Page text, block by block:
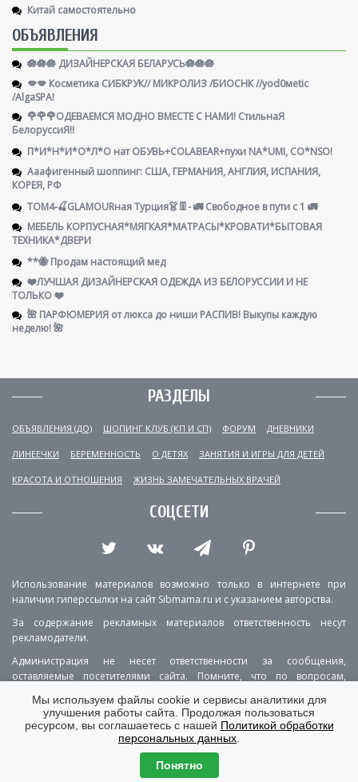
Китай самостоятельно
ОБЪЯВЛЕНИЯ
🪷🪷🪷 ДИЗАЙНЕРСКАЯ БЕЛАРУСЬ🪷🪷🪷
💋💋 Косметика СИБКРУК// МИКРОЛИЗ /БИОСНК //yod0мetic
/AlgаSРА!
🌹🌹🌹ОДЕВАЕМСЯ МОДНО ВМЕСТЕ С НАМИ! СтильнаЯ
БелоруссиЯ‼
П*И*Н*И*О*Л*О нат ОБУВЬ+COLABEAR+пухи NA*UMI, CO*NSO!
Ааафигенный шоппинг: США, ГЕРМАНИЯ, АНГЛИЯ, ИСПАНИЯ,
КОРЕЯ, РФ
ТОМ4-🍒GLAMOURная Турция👗👖- 🚛 Свободное в пути с 1 🚛
МЕБЕЛЬ КОРПУСНАЯ*МЯГКАЯ*МАТРАСЫ*КРОВАТИ*БЫТОВАЯ
ТЕХНИКА*ДВЕРИ
**🐝 Продам настоящий мед
❤️ЛУЧШАЯ ДИЗАЙНЕРСКАЯ ОДЕЖДА ИЗ БЕЛОРУССИИ И НЕ
ТОЛЬКО ❤️
🌺 ПАРФЮМЕРИЯ от люкса до ниши РАСПИВ! Выкупы каждую
неделю! 🌺
РАЗДЕЛЫ
ОБЪЯВЛЕНИЯ (ДО) ШОПИНГ КЛУБ (КП И СП) ФОРУМ ДНЕВНИКИ
ЛИНЕЕЧКИ БЕРЕМЕННОСТЬ О ДЕТЯХ ЗАНЯТИЯ И ИГРЫ ДЛЯ ДЕТЕЙ
КРАСОТА И ОТНОШЕНИЯ ЖИЗНЬ ЗАМЕЧАТЕЛЬНЫХ ВРАЧЕЙ
СОЦСЕТИ
Использование материалов возможно только в интернете при
наличии гиперссылки на сайт Sibmama.ru и с указанием авторства.
За содержание рекламных материалов ответственность несут
рекламодатели.
Администрация не несет ответственности за сообщения,
оставляемые посетителями сайта. Помните, что по вопросам,
РЕКЛАМА О ПРОЕКТЕ
КОНТАКТЫ
ПОЛИТИКА КОНФИДЕНЦИАЛЬНОСТИ
ВЕРСИЯ ДЛЯ КОМПЬЮТЕРА
Мы используем файлы cookie и сервисы аналитики для
улучшения работы сайта. Продолжая пользоваться
ресурсом, вы соглашаетесь с нашей Политикой обработки
персональных данных
Понятно